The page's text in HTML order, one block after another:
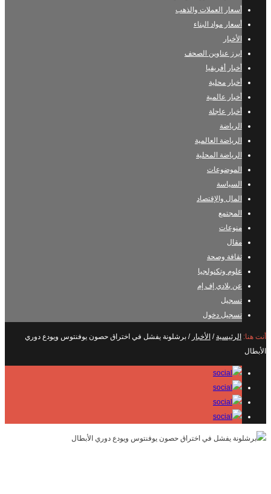
أسعار العملات والذهب
أسعار مواد البناء
الأخبار
ابرز عناوين الصحف
أخبار أفريقيا
أخبار محلية
أخبار عالمية
أخبار عاجلة
الرياضة
الرياضة العالمية
الرياضة المحلية
الموضوعات
السياسة
المال والإقتصاد
المجتمع
منوعات
مقال
ثقافة وصحة
علوم وتكنولجيا
عن بلادي إف إم
تسجيل
تسجيل دخول
أنت هنا: الرئيسية / الأخبار / برشلونة يفشل في اختراق حصون يوفنتوس ويودع دوري
الأبطال